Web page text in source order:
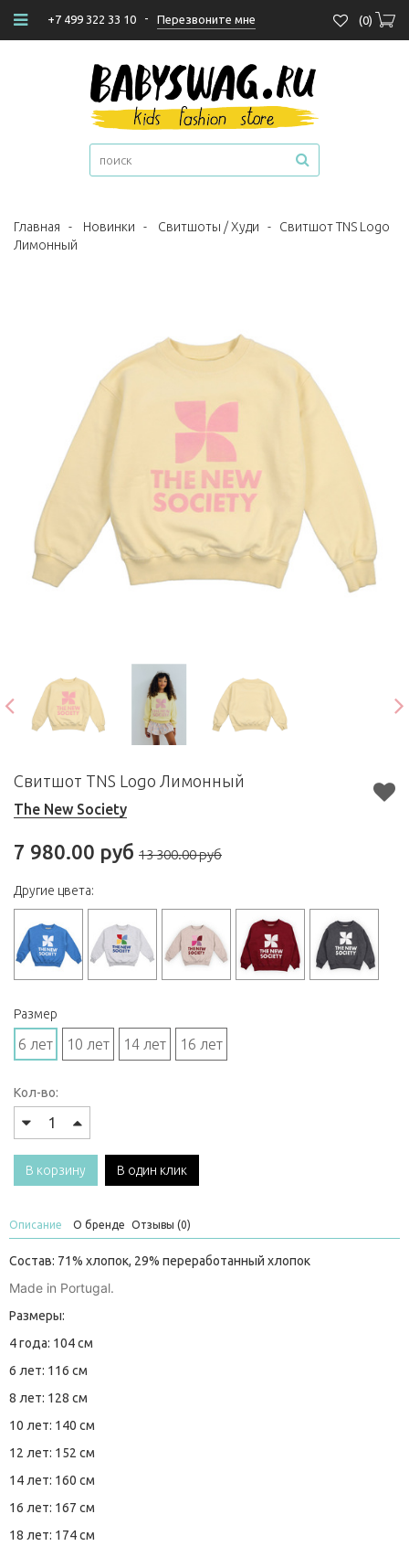
+7 499 322 33 10 - Перезвоните мне (0)
Главная - Новинки - Свитшоты / Худи - Свитшот TNS Logo
Лимонный
Свитшот TNS Logo Лимонный
The New Society
7 980.00 руб 13 300.00 руб
Другие цвета:
Размер
6 лет 10 лет 14 лет 16 лет
Кол-во:
В корзину В один клик
Описание О бренде Отзывы (0)
Состав: 71% хлопок, 29% переработанный хлопок
Made in Portugal.
Размеры:
4 года: 104 см
6 лет: 116 см
8 лет: 128 см
10 лет: 140 см
12 лет: 152 см
14 лет: 160 см
16 лет: 167 см
18 лет: 174 см